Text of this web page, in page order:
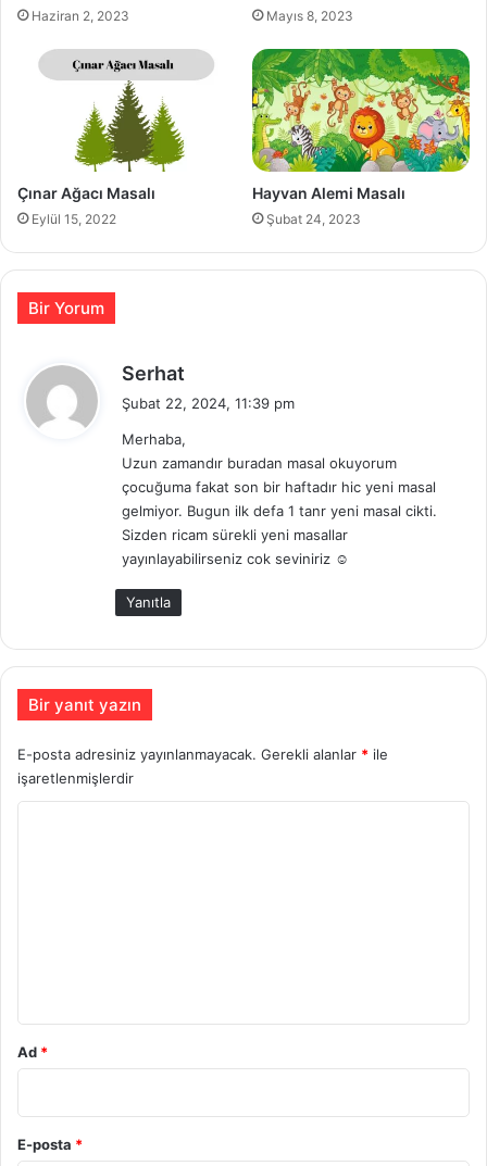
Haziran 2, 2023 Mayıs 8, 2023
Çınar Ağacı Masalı
Eylül 15, 2022
Hayvan Alemi Masalı
Şubat 24, 2023
Bir Yorum
Serhat
k
i
:
Şubat 22, 2024, 11:39 pm
Merhaba,
Uzun zamandır buradan masal okuyorum
çocuğuma fakat son bir haftadır hic yeni masal
gelmiyor. Bugun ilk defa 1 tanr yeni masal cikti.
Sizden ricam sürekli yeni masallar
yayınlayabilirseniz cok seviniriz ☺️
Yanıtla
Bir yanıt yazın
E-posta adresiniz yayınlanmayacak. Gerekli alanlar * ile
işaretlenmişlerdir
Ad *
E-posta *